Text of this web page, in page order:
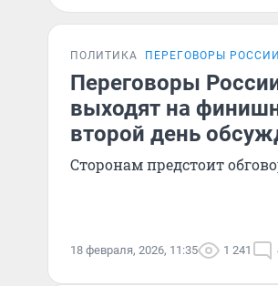
ПОЛИТИКА ПЕРЕГОВОРЫ
Переговоры
выходят на
второй день
Сторонам предстоит
18 февраля, 2026, 11:35 1 241